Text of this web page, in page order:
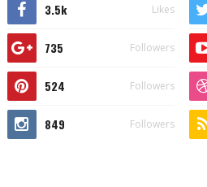
3.5k Likes
735 Followers
524 Followers
849 Followers